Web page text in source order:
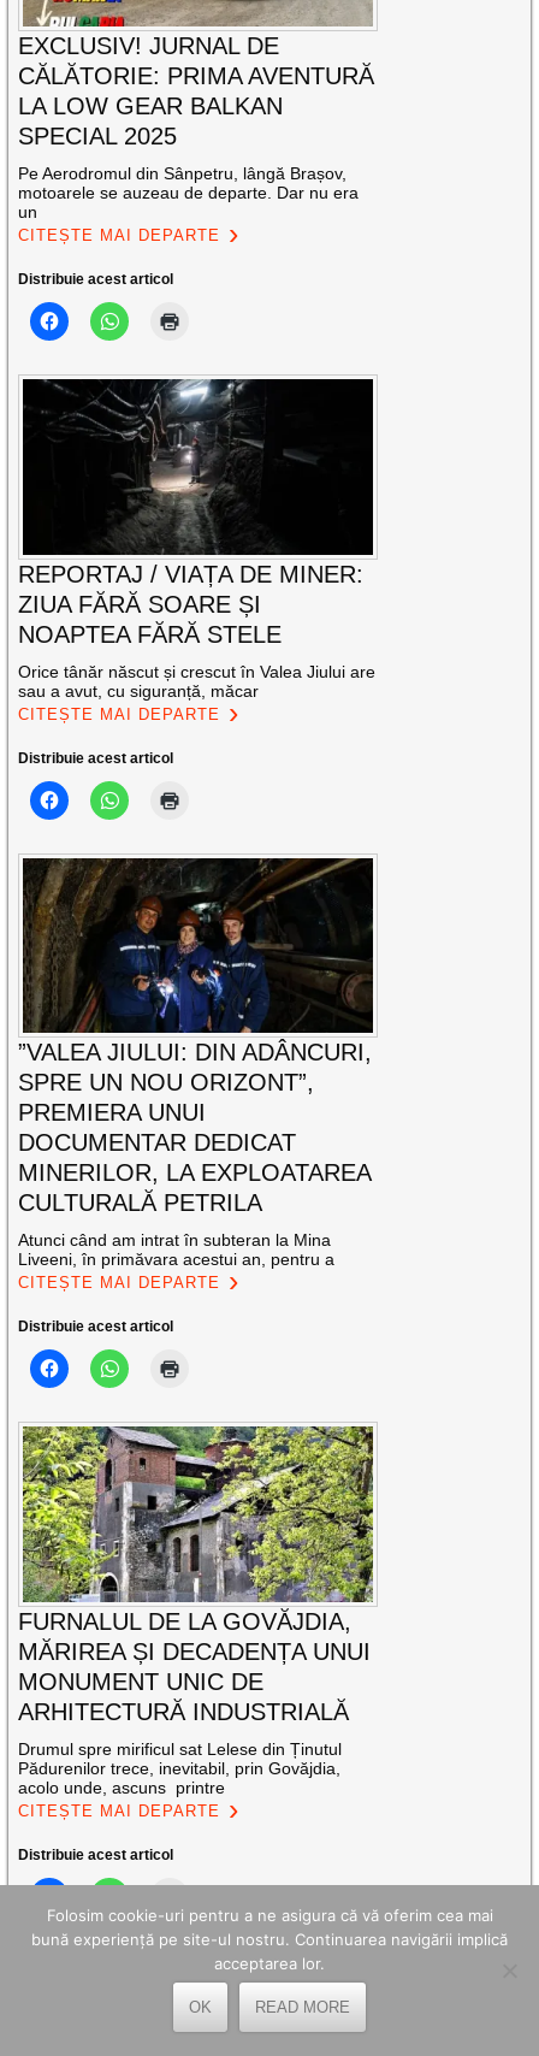
EXCLUSIV! JURNAL DE
CĂLĂTORIE: PRIMA AVENTURĂ
LA LOW GEAR BALKAN
SPECIAL 2025
Pe Aerodromul din Sânpetru, lângă Brașov,
motoarele se auzeau de departe. Dar nu era
un
CITEȘTE MAI DEPARTE
Distribuie acest articol
REPORTAJ / VIAȚA DE MINER:
ZIUA FĂRĂ SOARE ȘI
NOAPTEA FĂRĂ STELE
Orice tânăr născut și crescut în Valea Jiului are
sau a avut, cu siguranță, măcar
CITEȘTE MAI DEPARTE
Distribuie acest articol
”VALEA JIULUI: DIN ADÂNCURI,
SPRE UN NOU ORIZONT”,
PREMIERA UNUI
DOCUMENTAR DEDICAT
MINERILOR, LA EXPLOATAREA
CULTURALĂ PETRILA
Atunci când am intrat în subteran la Mina
Liveeni, în primăvara acestui an, pentru a
CITEȘTE MAI DEPARTE
Distribuie acest articol
FURNALUL DE LA GOVĂJDIA,
MĂRIREA ȘI DECADENȚA UNUI
MONUMENT UNIC DE
ARHITECTURĂ INDUSTRIALĂ
Drumul spre mirificul sat Lelese din Ținutul
Pădurenilor trece, inevitabil, prin Govăjdia,
acolo unde, ascuns printre
CITEȘTE MAI DEPARTE
Distribuie acest articol
FII PRIETENUL NOSTRU PE FACEBOOK!
Folosim cookie-uri pentru a ne asigura că vă oferim cea mai
bună experiență pe site-ul nostru. Continuarea navigării implică
acceptarea lor.
OK READ MORE